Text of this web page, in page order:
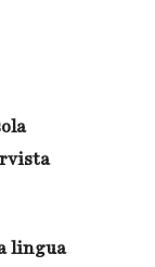
lingua